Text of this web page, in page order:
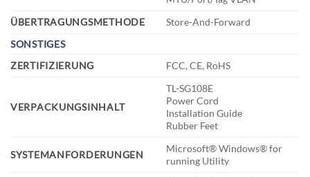
ÜBERTRAGUNGSMETHODE
Store-And-Forward
SONSTIGES
ZERTIFIZIERUNG
FCC, CE, RoHS
VERPACKUNGSINHALT
TL-SG108E
Power Cord
Installation Guide
Rubber Feet
SYSTEMANFORDERUNGEN
Microsoft® Windows® for
running Utility